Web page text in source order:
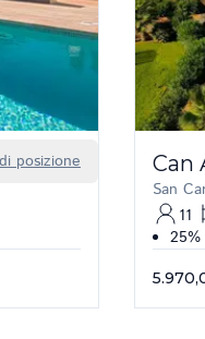
posizione Can
San
11